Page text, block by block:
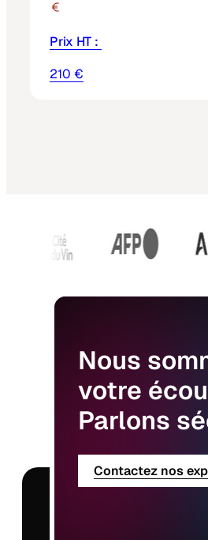
Prix HT :
210 €
Nous
votre
Parlons
Contactez nos